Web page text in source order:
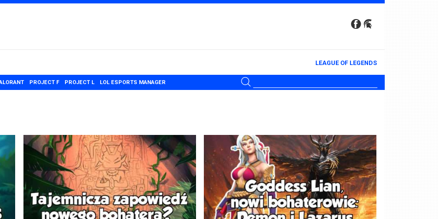
LEAGUE OF LEGENDS
PROJECT F PROJECT L LOL ESPORTS MANAGER